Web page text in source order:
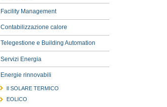
Facility Management
Contabilizzazione calore
Telegestione e Building Automation
Servizi Energia
Energie rinnovabili
Il SOLARE TERMICO
EOLICO